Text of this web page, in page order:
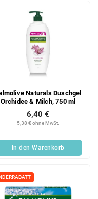
Naturals Duschgel
Orchidee & Milch, 750 ml
5,38 € ohne MwSt.
6,40 €
In den Warenkorb